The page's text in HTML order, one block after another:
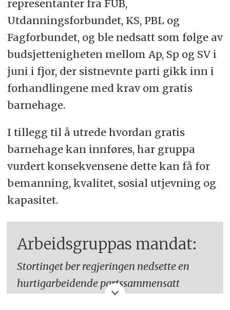
representanter fra FUB,
Utdanningsforbundet, KS, PBL og
Fagforbundet, og ble nedsatt som følge av
budsjettenigheten mellom Ap, Sp og SV i
juni i fjor, der sistnevnte parti gikk inn i
forhandlingene med krav om gratis
barnehage.
I tillegg til å utrede hvordan gratis
barnehage kan innføres, har gruppa
vurdert konsekvensene dette kan få for
bemanning, kvalitet, sosial utjevning og
kapasitet.
Arbeidsgruppas mandat:
Stortinget ber regjeringen nedsette en
hurtigarbeidende partssammensatt